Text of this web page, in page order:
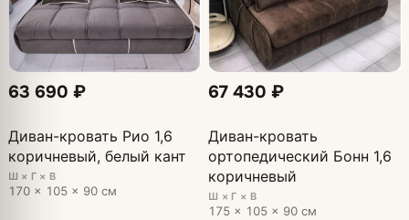
63 690 ₽
Диван-кровать Рио 1,6
коричневый, белый кант
Ш × Г × В
170 × 105 × 90 см
67 430 ₽
Диван-кровать
ортопедический Бонн 1,6
коричневый
Ш × Г × В
175 × 105 × 90 см